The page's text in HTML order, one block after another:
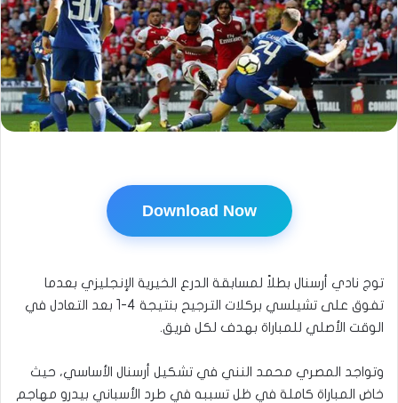
Download Now
توج نادي أرسنال بطلاً لمسابقة الدرع الخيرية الإنجليزي بعدما
تفوق على تشيلسي بركلات الترجيح بنتيجة 4-1 بعد التعادل في
الوقت الأصلي للمباراة بهدف لكل فريق.
وتواجد المصري محمد النني في تشكيل أرسنال الأساسي، حيث
خاض المباراة كاملة في ظل تسببه في طرد الأسباني بيدرو مهاجم